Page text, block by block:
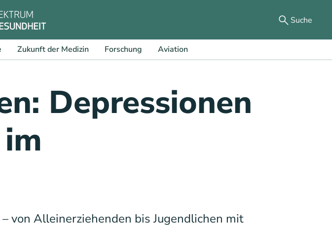
Suche
Zukunft der Medizin Forschung Aviation
Depressionen
von Alleinerziehenden bis Jugendlichen mit